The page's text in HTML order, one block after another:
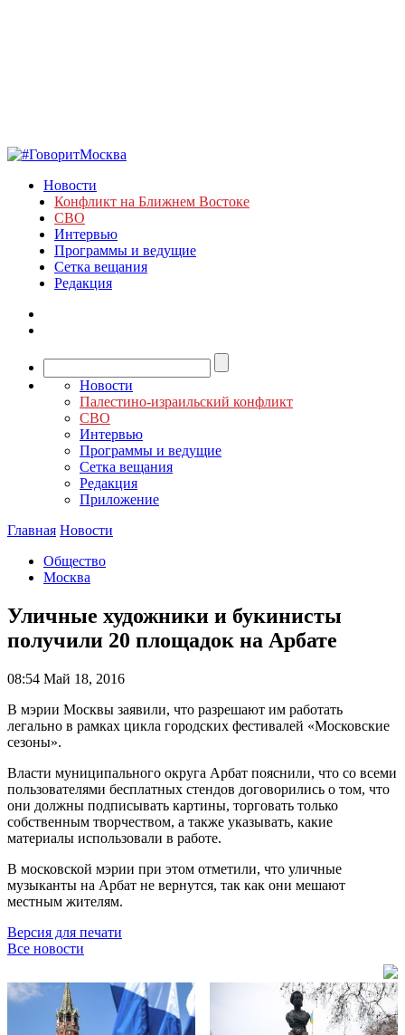
Новости
Конфликт на Ближнем Востоке
СВО
Интервью
Программы и ведущие
Сетка вещания
Редакция
Новости
Палестино-израильский конфликт
СВО
Интервью
Программы и ведущие
Сетка вещания
Редакция
Приложение
Главная Новости
Общество
Москва
Уличные художники и букинисты
получили 20 площадок на Арбате
08:54 Май 18, 2016
В мэрии Москвы заявили, что разрешают им работать
легально в рамках цикла городских фестивалей «Московские
сезоны».
Власти муниципального округа Арбат пояснили, что со всеми
пользователями бесплатных стендов договорились о том, что
они должны подписывать картины, торговать только
собственным творчеством, а также указывать, какие
материалы использовали в работе.
В московской мэрии при этом отметили, что уличные
музыканты на Арбат не вернутся, так как они мешают
местным жителям.
Версия для печати
Все новости